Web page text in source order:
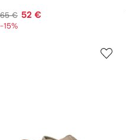
65 € 52 €
-15%